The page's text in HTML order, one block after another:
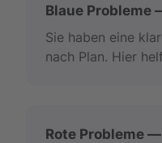
Blaue Probleme
Sie haben eine
nach Plan. Hier
Rote Probleme